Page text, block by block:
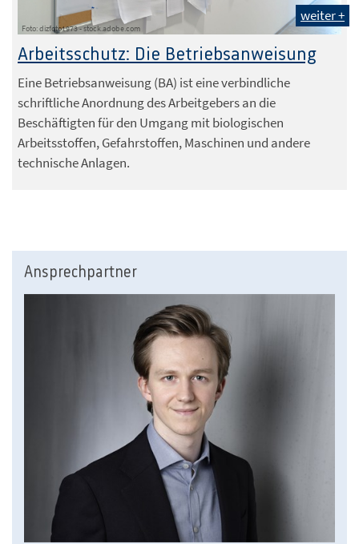
Foto: dizfoto1973 - stock.adobe.com
weiter +
Arbeitsschutz: Die Betriebsanweisung
Eine Betriebsanweisung (BA) ist eine verbindliche
schriftliche Anordnung des Arbeitgebers an die
Beschäftigten für den Umgang mit biologischen
Arbeitsstoffen, Gefahrstoffen, Maschinen und andere
technische Anlagen.
Ansprechpartner